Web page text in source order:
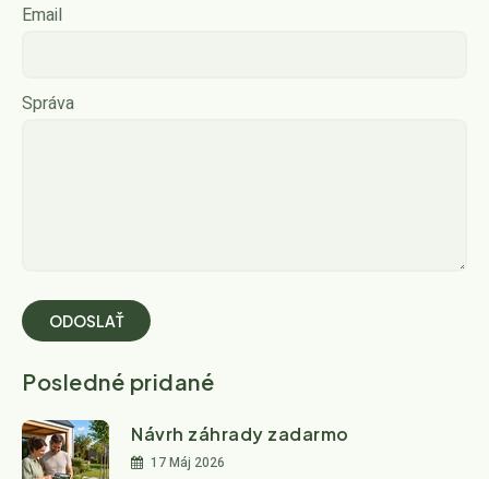
Email
Správa
Posledné pridané
Návrh záhrady zadarmo
17 Máj 2026